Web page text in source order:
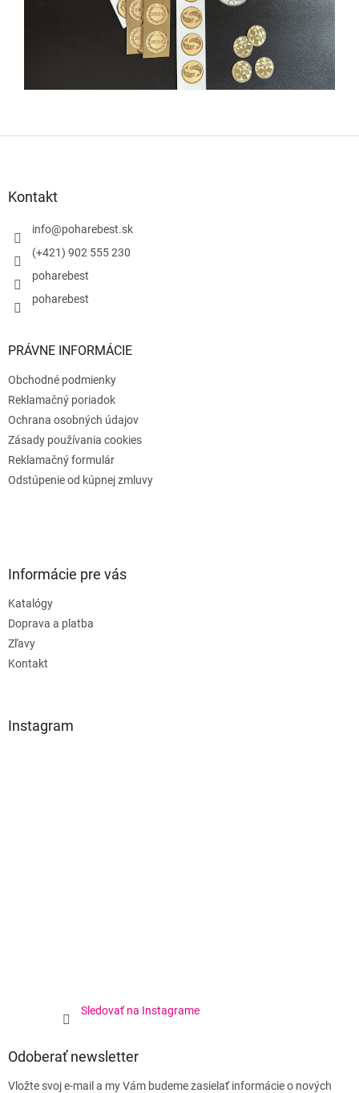
Kontakt
info@poharebest.sk
(+421) 902 555 230
poharebest
poharebest
PRÁVNE INFORMÁCIE
Obchodné podmienky
Reklamačný poriadok
Ochrana osobných údajov
Zásady používania cookies
Reklamačný formulár
Odstúpenie od kúpnej zmluvy
Informácie pre vás
Katalógy
Doprava a platba
Zľavy
Kontakt
Instagram
Sledovať na Instagrame
Odoberať newsletter
Vložte svoj e-mail a my Vám budeme zasielať informácie o nových